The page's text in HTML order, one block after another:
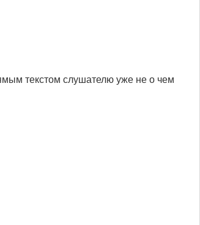
текстом слушателю уже не о чем